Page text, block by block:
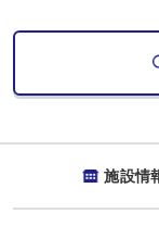
お肌にやさしい泉質で
草津、有馬につぐ日
散策可能な望川館日本
お子様連れの方は是非
【現在コロナ感染拡大
施設情